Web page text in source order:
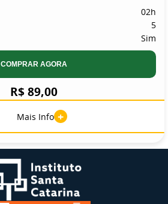
02h
5
Sim
COMPRAR AGORA
R$ 89,00
Mais Info +